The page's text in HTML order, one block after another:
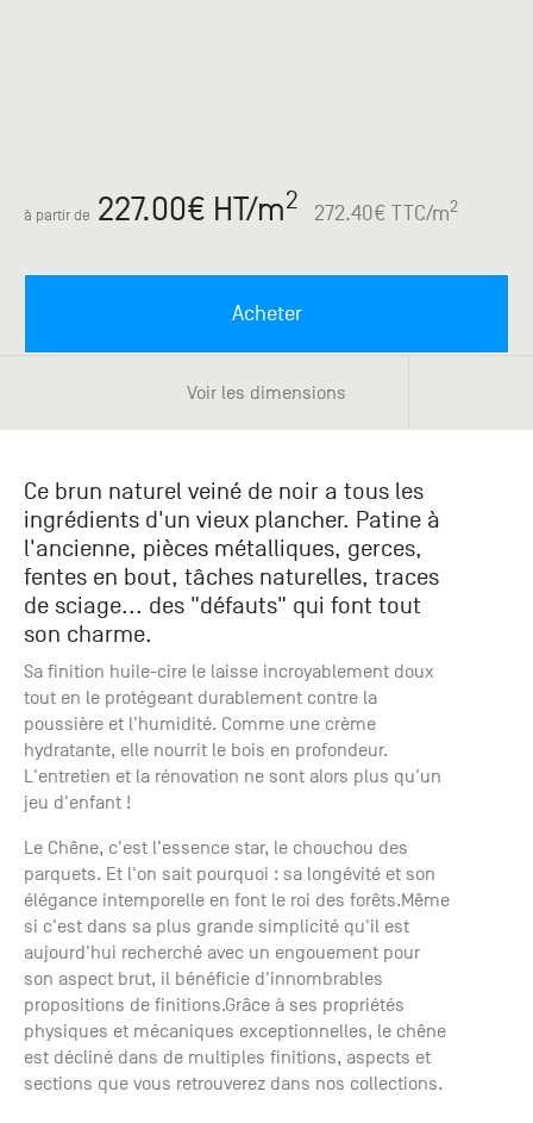
à partir de 227.00€ HT/m2 272.40€ TTC/m2
Acheter
Voir les dimensions
Ce brun naturel veiné de noir a tous les
ingrédients d'un vieux plancher. Patine à
l'ancienne, pièces métalliques, gerces,
fentes en bout, tâches naturelles, traces
de sciage... des "défauts" qui font tout
son charme.
Sa finition huile-cire le laisse incroyablement doux
tout en le protégeant durablement contre la
poussière et l'humidité. Comme une crème
hydratante, elle nourrit le bois en profondeur.
L'entretien et la rénovation ne sont alors plus qu'un
jeu d'enfant !
Le Chêne, c'est l'essence star, le chouchou des
parquets. Et l'on sait pourquoi : sa longévité et son
élégance intemporelle en font le roi des forêts.Même
si c'est dans sa plus grande simplicité qu'il est
aujourd'hui recherché avec un engouement pour
son aspect brut, il bénéficie d'innombrables
propositions de finitions.Grâce à ses propriétés
physiques et mécaniques exceptionnelles, le chêne
est décliné dans de multiples finitions, aspects et
sections que vous retrouverez dans nos collections.
+33 (0)1
du
95870
au
samedi
+33 (0)1
30 06 09
22
22, route
Mantes -
78240
Chambourcy
catalogue